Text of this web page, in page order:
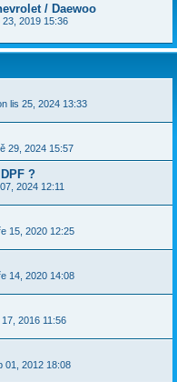
/ Daewoo
23, 2019 15:36
lis 25, 2024 13:33
29, 2024 15:57
?
2024 12:11
15, 2020 12:25
14, 2020 14:08
2016 11:56
01, 2012 18:08